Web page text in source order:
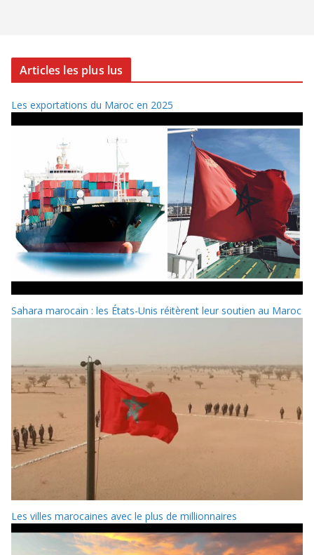
Articles les plus lus
Les exportations du Maroc en 2025
Sahara marocain : les États-Unis réitèrent leur soutien au Maroc
Les villes marocaines avec le plus de millionnaires